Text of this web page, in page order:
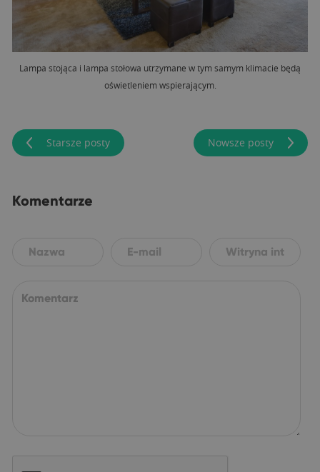
Lampa stojąca i lampa stołowa utrzymane w tym samym klimacie będą
oświetleniem wspierającym.
Starsze posty Nowsze posty
Komentarze